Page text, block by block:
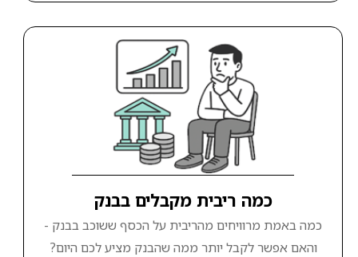
כמה ריבית מקבלים בבנק
כמה באמת מרוויחים מהריבית על הכסף ששוכב בבנק -
והאם אפשר לקבל יותר ממה שהבנק מציע לכם היום?